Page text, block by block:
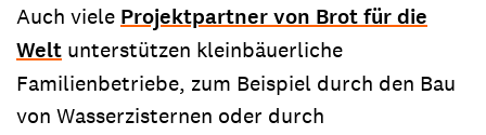
Auch viele Projektpartner von Brot für die
Welt unterstützen kleinbäuerliche
Familienbetriebe, zum Beispiel durch den Bau
von Wasserzisternen oder durch